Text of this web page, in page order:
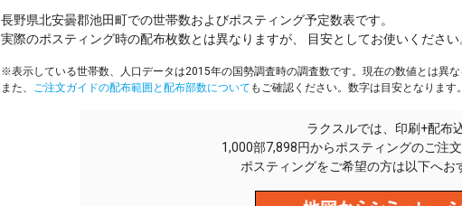
長野県北安曇郡池田町での世帯数およびポスティング予定数表です。
実際のポスティング時の配布枚数とは異なりますが、 目安としてお使いください
※表示している世帯数、人口データは2015年の国勢調査時の調査数です。現在の数値とは異な
また、 ご注文ガイドの配布範囲と配布部数について もご確認ください。数字は目安となります。
ラクスルでは、印刷+配布
1,000部7,898円からポスティングのご注
ポスティングをご希望の方は以下へお